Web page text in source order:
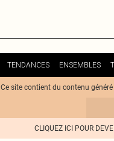
TENDANCES ENSEMBLES
Ce site contient du contenu
CLIQUEZ ICI POUR